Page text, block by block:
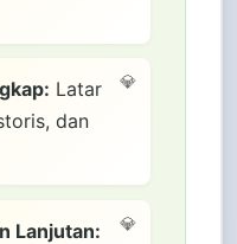
Latar
dan
Lanjutan: